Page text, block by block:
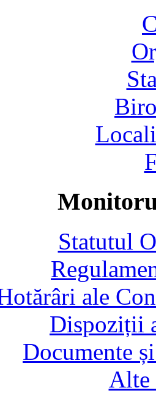
Statutul
ale
Dispoziții
Documente
Alte